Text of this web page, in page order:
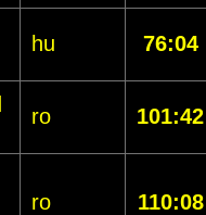
hu 76:04
ro 101:42
ro 110:08